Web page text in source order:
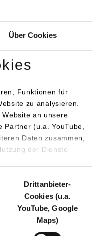
Über Cookies
Funktionen für
zu analysieren.
an unsere
Partner (u.a. YouTube,
Daten zusammen,
der Dienste
Drittanbieter-
Cookies (u.a.
YouTube, Google
Maps)
über unsere Karriereseite:
sport.de